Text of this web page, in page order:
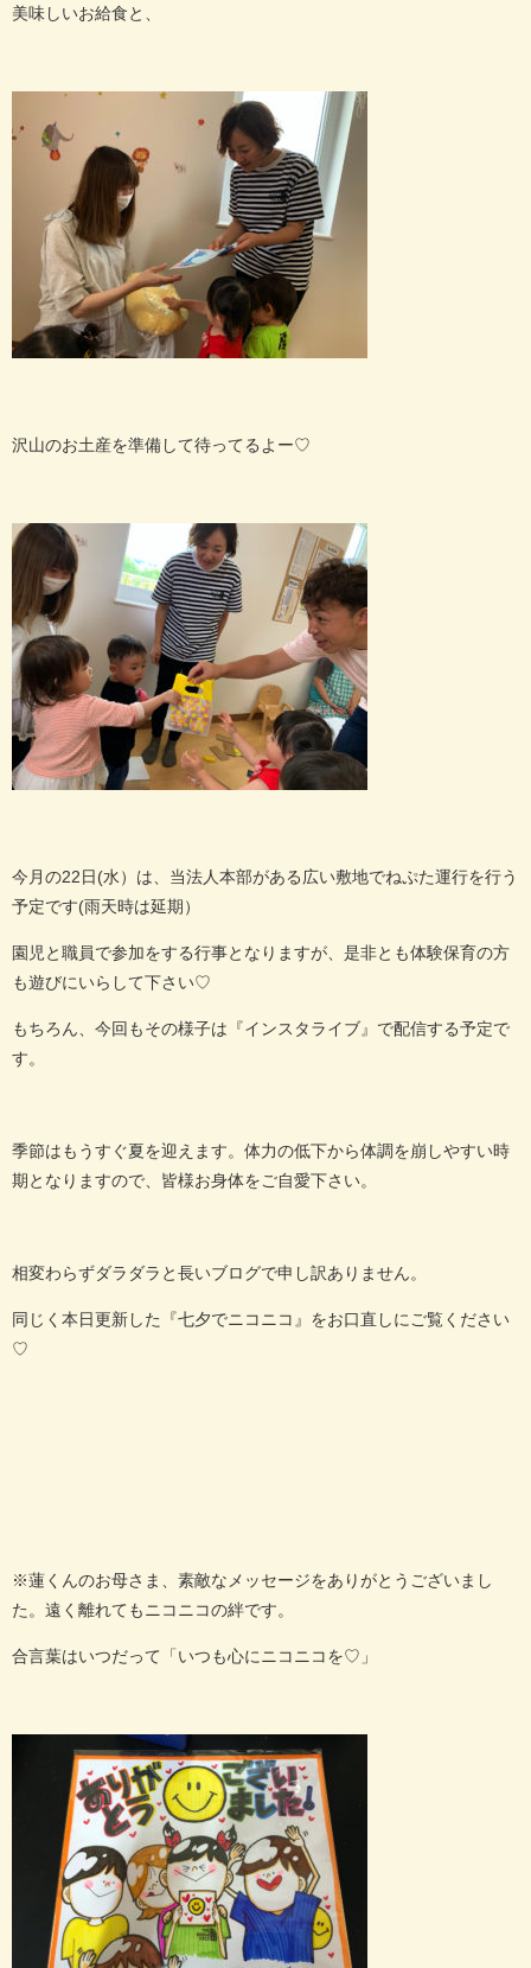
美味しいお給食と、
沢山のお土産を準備して待ってるよー♡
今月の22日(水）は、当法人本部がある広い敷地でねぷた運行を行う
予定です(雨天時は延期）
園児と職員で参加をする行事となりますが、是非とも体験保育の方
も遊びにいらして下さい♡
もちろん、今回もその様子は『インスタライブ』で配信する予定で
す。
季節はもうすぐ夏を迎えます。体力の低下から体調を崩しやすい時
期となりますので、皆様お身体をご自愛下さい。
相変わらずダラダラと長いブログで申し訳ありません。
同じく本日更新した『七夕でニコニコ』をお口直しにご覧ください
♡
※蓮くんのお母さま、素敵なメッセージをありがとうございまし
た。遠く離れてもニコニコの絆です。
合言葉はいつだって「いつも心にニコニコを♡」